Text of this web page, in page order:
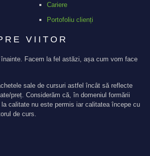
Cariere
Portofoliu clienți
VIITOR
înainte. Facem la fel astăzi, așa cum vom face
sale de cursuri astfel încât să reflecte
preț. Considerăm că, în domeniul formării
calitate nu este permis iar calitatea începe cu
de curs.